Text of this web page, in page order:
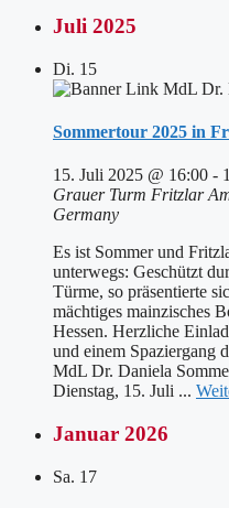
Juli 2025
Di. 15
Sommertour 2025 in
15. Juli 2025 @ 16:00 -
Grauer Turm Fritzlar
Germany
Es ist Sommer und
unterwegs: Geschützt
Türme, so präsentierte
mächtiges mainzisches
Hessen. Herzliche
und einem Spaziergang
MdL Dr. Daniela
Dienstag, 15. Juli ...
Januar 2026
Sa. 17